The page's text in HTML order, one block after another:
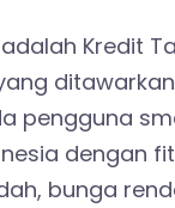
adalah Kredit
pengguna
dengan
bunga